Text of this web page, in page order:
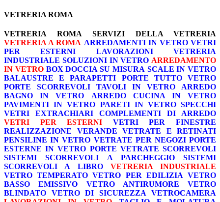
VETRERIA ROMA
VETRERIA ROMA
SERVIZI DELLA VETRERIA
VETRERIA A ROMA ARREDAMENTI IN VETRO VETRI
PER ESTERNI
LAVORAZIONI
VETRERIA
INDUSTRIALE SOLUZIONI IN VETRO ARREDAMENTO
IN VETRO BOX DOCCIA SU MISURA SCALE IN VETRO
BALAUSTRE E PARAPETTI
PORTE TUTTO VETRO
PORTE SCORREVOLI
TAVOLI IN VETRO
ARREDO
BAGNO IN VETRO
ARREDO CUCINA IN VETRO
PAVIMENTI IN VETRO PARETI IN VETRO SPECCHI
VETRI EXTRACHIARI
COMPLEMENTI DI ARREDO
VETRI PER ESTERNI
VETRI PER FINESTRE
REALIZZAZIONE VERANDE
VETRATE E RETINATI
PENSILINE IN VETRO VETRATE PER NEGOZI PORTE
ESTERNE IN VETRO PORTE VETRATE SCORREVOLI
SISTEMI SCORREVOLI A PARCHEGGIO
SISTEMI
SCORREVOLI A LIBRO
VETRERIA INDUSTRIALE
VETRO TEMPERATO VETRO PER EDILIZIA VETRO
BASSO EMISSIVO
VETRO ANTIRUMORE
VETRO
BLINDATO
VETRO DI SICUREZZA
VETROCAMERA